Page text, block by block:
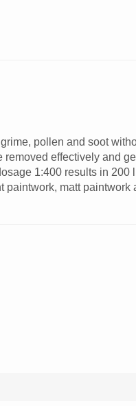
pollen and soot
effectively and
1:400 results in 200
matt paintwork